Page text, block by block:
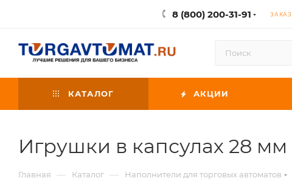
8 (800) 200-31-91
КАТАЛОГ АКЦИИ
Игрушки в капсулах 28
Главная — Каталог — Наполнители для торговых автоматов